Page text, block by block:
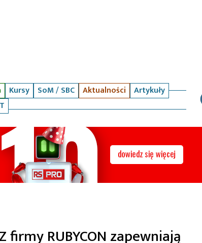
Kursy SoM / SBC Aktualności
Artykuły
RUBYCON zapewniają